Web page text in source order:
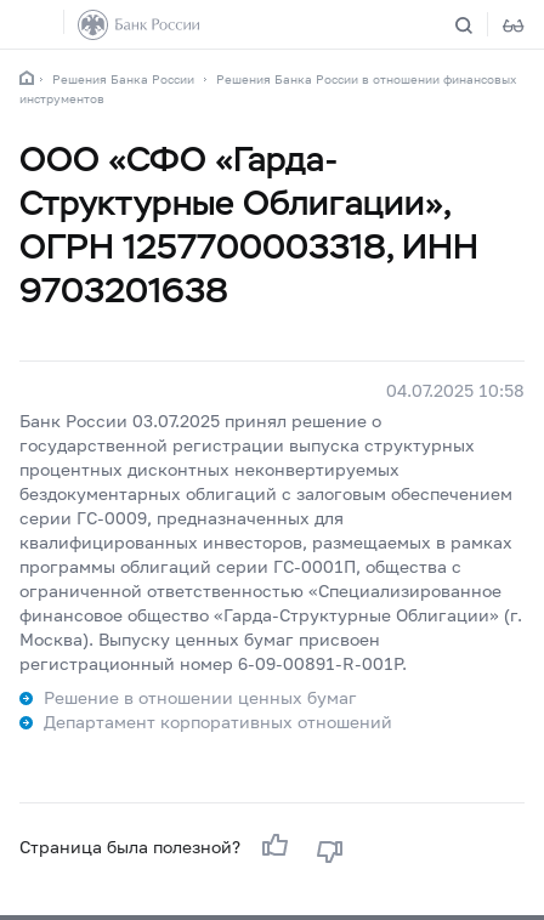
Решения Банка России
Решения Банка России в отношении финансовых
инструментов
ООО «СФО «Гарда-
Структурные Облигации»,
ОГРН 1257700003318, ИНН
9703201638
04.07.2025 10:58
Банк России 03.07.2025 принял решение о
государственной регистрации выпуска структурных
процентных дисконтных неконвертируемых
бездокументарных облигаций с залоговым обеспечением
серии ГС-0009, предназначенных для
квалифицированных инвесторов, размещаемых в рамках
программы облигаций серии ГС-0001П, общества с
ограниченной ответственностью «Специализированное
финансовое общество «Гарда-Структурные Облигации» (г.
Москва). Выпуску ценных бумаг присвоен
регистрационный номер 6-09-00891-R-001P.
Решение в отношении ценных бумаг
Департамент корпоративных отношений
Страница была полезной?